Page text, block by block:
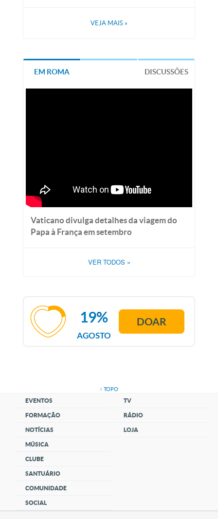
VEJA MAIS »
EM ROMA DISCUSSÕES
Vaticano divulga detalhes da viagem do
Papa à França em setembro
VER TODOS »
AGOSTO
19% DOAR
↑ TOPO
EVENTOS
FORMAÇÃO
NOTÍCIAS
MÚSICA
CLUBE
SANTUÁRIO
COMUNIDADE
SOCIAL
TV
RÁDIO
LOJA